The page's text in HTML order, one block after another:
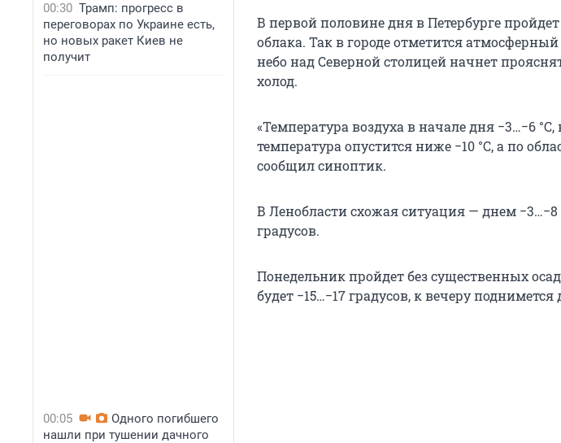
00:30 Трамп: прогресс в
переговорах по Украине есть,
но новых ракет Киев не
получит
00:05
Одного погибшего
нашли при тушении дачного
В первой половине дня в Петербурге
облака. Так в городе отметится
небо над Северной столицей начнет
холод.
«Температура воздуха в начале дня −3…−6
температура опустится ниже −10 °С, а по
сообщил синоптик.
В Ленобласти схожая ситуация — днем −3…−8
градусов.
Понедельник пройдет без существенных
будет −15…−17 градусов, к вечеру поднимется